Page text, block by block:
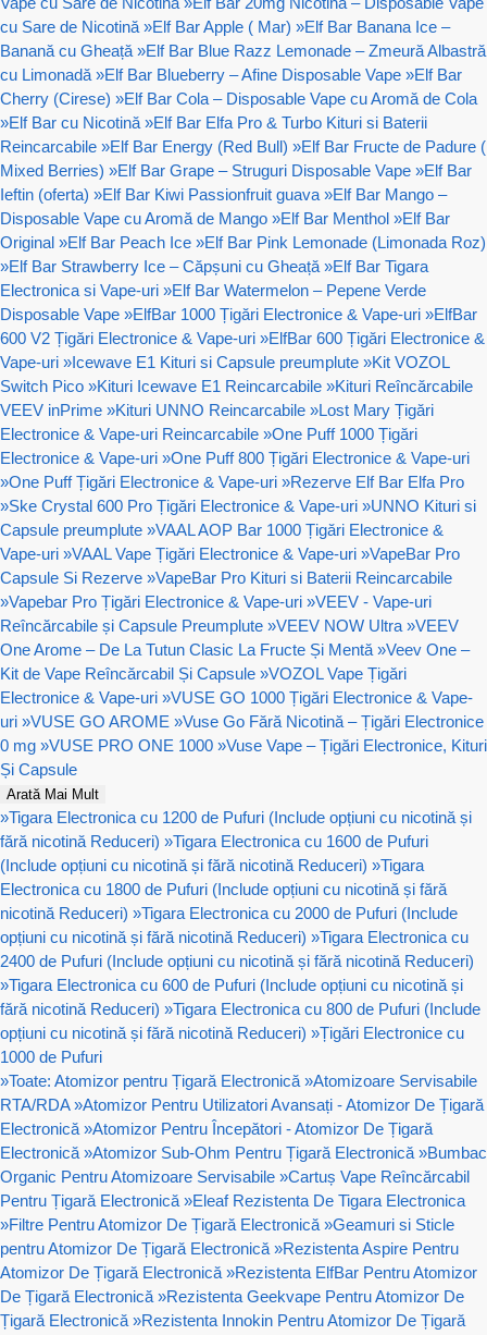
cu Sare de Nicotină »Elf Bar Apple ( Mar) »Elf Bar Banana Ice –
Banană cu Gheață »Elf Bar Blue Razz Lemonade – Zmeură Albastră
cu Limonadă »Elf Bar Blueberry – Afine Disposable Vape »Elf Bar
Cherry (Cirese) »Elf Bar Cola – Disposable Vape cu Aromă de Cola
»Elf Bar cu Nicotină »Elf Bar Elfa Pro & Turbo Kituri si Baterii
Reincarcabile »Elf Bar Energy (Red Bull) »Elf Bar Fructe de Padure (
Mixed Berries) »Elf Bar Grape – Struguri Disposable Vape »Elf Bar
Ieftin (oferta) »Elf Bar Kiwi Passionfruit guava »Elf Bar Mango –
Disposable Vape cu Aromă de Mango »Elf Bar Menthol »Elf Bar
Original »Elf Bar Peach Ice »Elf Bar Pink Lemonade (Limonada Roz)
»Elf Bar Strawberry Ice – Căpșuni cu Gheață »Elf Bar Tigara
Electronica si Vape-uri »Elf Bar Watermelon – Pepene Verde
Disposable Vape »ElfBar 1000 Țigări Electronice & Vape-uri »ElfBar
600 V2 Țigări Electronice & Vape-uri »ElfBar 600 Țigări Electronice &
Vape-uri »Icewave E1 Kituri si Capsule preumplute »Kit VOZOL
Switch Pico »Kituri Icewave E1 Reincarcabile »Kituri Reîncărcabile
VEEV inPrime »Kituri UNNO Reincarcabile »Lost Mary Țigări
Electronice & Vape-uri Reincarcabile »One Puff 1000 Țigări
Electronice & Vape-uri »One Puff 800 Țigări Electronice & Vape-uri
»One Puff Țigări Electronice & Vape-uri »Rezerve Elf Bar Elfa Pro
»Ske Crystal 600 Pro Țigări Electronice & Vape-uri »UNNO Kituri si
Capsule preumplute »VAAL AOP Bar 1000 Țigări Electronice &
Vape-uri »VAAL Vape Țigări Electronice & Vape-uri »VapeBar Pro
Capsule Si Rezerve »VapeBar Pro Kituri si Baterii Reincarcabile
»Vapebar Pro Țigări Electronice & Vape-uri »VEEV - Vape-uri
Reîncărcabile și Capsule Preumplute »VEEV NOW Ultra »VEEV
One Arome – De La Tutun Clasic La Fructe Și Mentă »Veev One –
Kit de Vape Reîncărcabil Și Capsule »VOZOL Vape Țigări
Electronice & Vape-uri »VUSE GO 1000 Țigări Electronice & Vape-
uri »VUSE GO AROME »Vuse Go Fără Nicotină – Țigări Electronice
0 mg »VUSE PRO ONE 1000 »Vuse Vape – Țigări Electronice, Kituri
Și Capsule
Arată Mai Mult
»Tigara Electronica cu 1200 de Pufuri (Include opțiuni cu nicotină și
fără nicotină Reduceri) »Tigara Electronica cu 1600 de Pufuri
(Include opțiuni cu nicotină și fără nicotină Reduceri) »Tigara
Electronica cu 1800 de Pufuri (Include opțiuni cu nicotină și fără
nicotină Reduceri) »Tigara Electronica cu 2000 de Pufuri (Include
opțiuni cu nicotină și fără nicotină Reduceri) »Tigara Electronica cu
2400 de Pufuri (Include opțiuni cu nicotină și fără nicotină Reduceri)
»Tigara Electronica cu 600 de Pufuri (Include opțiuni cu nicotină și
fără nicotină Reduceri) »Tigara Electronica cu 800 de Pufuri (Include
opțiuni cu nicotină și fără nicotină Reduceri) »Țigări Electronice cu
1000 de Pufuri
»Toate: Atomizor pentru Țigară Electronică »Atomizoare Servisabile
RTA/RDA »Atomizor Pentru Utilizatori Avansați - Atomizor De Țigară
Electronică »Atomizor Pentru Începători - Atomizor De Țigară
Electronică »Atomizor Sub-Ohm Pentru Țigară Electronică »Bumbac
Organic Pentru Atomizoare Servisabile »Cartuș Vape Reîncărcabil
Pentru Țigară Electronică »Eleaf Rezistenta De Tigara Electronica
»Filtre Pentru Atomizor De Țigară Electronică »Geamuri si Sticle
pentru Atomizor De Țigară Electronică »Rezistenta Aspire Pentru
Atomizor De Țigară Electronică »Rezistenta ElfBar Pentru Atomizor
De Țigară Electronică »Rezistenta Geekvape Pentru Atomizor De
Țigară Electronică »Rezistenta Innokin Pentru Atomizor De Țigară